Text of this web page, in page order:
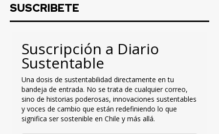
SUSCRIBETE
Suscripción a Diario
Sustentable
Una dosis de sustentabilidad directamente en tu
bandeja de entrada. No se trata de cualquier correo,
sino de historias poderosas, innovaciones sustentables
y voces de cambio que están redefiniendo lo que
significa ser sostenible en Chile y más allá.